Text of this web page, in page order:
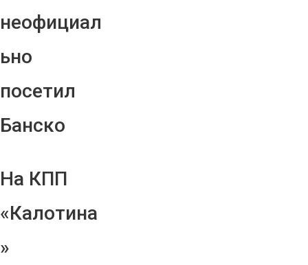
неофициал
ьно
посетил
Банско
На КПП
«Калотина
»